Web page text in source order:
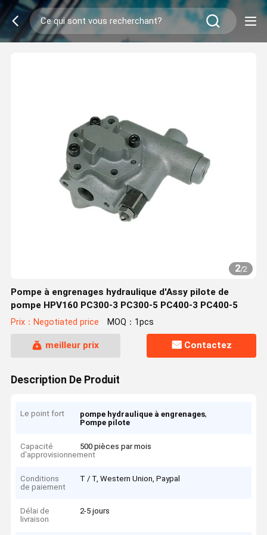
2/2
Pompe à engrenages hydraulique d'Assy pilote de
pompe HPV160 PC300-3 PC300-5 PC400-3 PC400-5
Prix：Negotiated price MOQ：1pcs
meilleur prix Contactez
Description De Produit
Le point fort pompe hydraulique à engrenages,
Pompe pilote
Capacité
d'approvisionnement
500 pièces par mois
Conditions
de paiement
T / T, Western Union, Paypal
Délai de
livraison
2-5 jours